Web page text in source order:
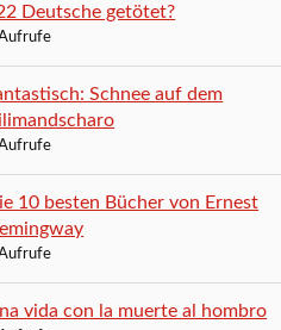
Deutsche getötet?
Schnee auf dem
10 besten Bücher von Ernest
vida con la muerte al hombro